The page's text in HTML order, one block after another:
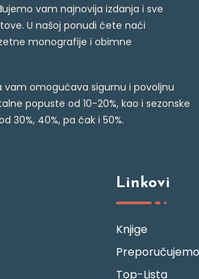
vam najnovija izdanja i sve
U našoj ponudi ćete naći
monografije i obimne
vam omogućava sigurnu i povoljnu
popuste od 10-20%, kao i sezonske
30%, 40%, pa čak i 50%.
Linkovi
Knjige
Preporučujemo
Top-Lista